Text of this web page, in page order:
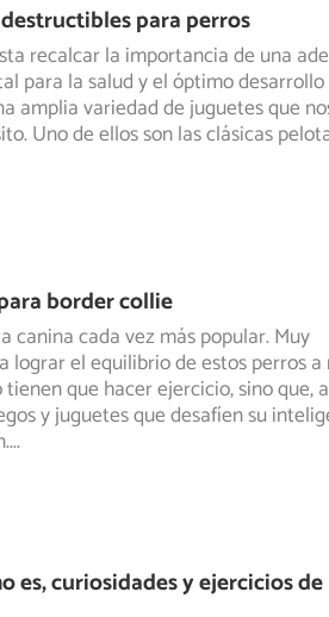
para perros
recalcar la importancia de una
para la salud y el óptimo
amplia variedad de juguetes que
Uno de ellos son las clásicas
border collie
canina cada vez más popular. Muy
lograr el equilibrio de estos perros a
que hacer ejercicio, sino que,
y juguetes que desafíen su
...
es, curiosidades y ejercicios de